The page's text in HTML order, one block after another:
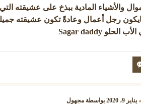
رجل أعمال وعادةً تكون عشيقته
الأب الحلو Sagar daddy
يناير 9، 2020 بواسطةمجهول